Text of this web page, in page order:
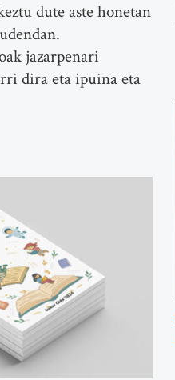
dute aste honetan
jazarpenari
dira eta ipuina eta